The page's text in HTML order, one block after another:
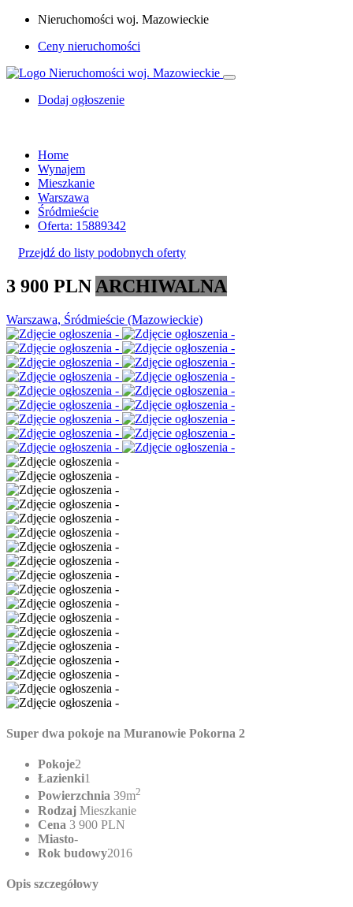
Nieruchomości woj. Mazowieckie
Ceny nieruchomości
Dodaj ogłoszenie
Home
Wynajem
Mieszkanie
Warszawa
Śródmieście
Oferta: 15889342
Przejdź do listy podobnych oferty
3 900 PLN ARCHIWALNA
Warszawa, Śródmieście (Mazowieckie)
Super dwa pokoje na Muranowie Pokorna 2
Pokoje2
Łazienki1
Powierzchnia 39m2
Rodzaj Mieszkanie
Cena 3 900 PLN
Miasto-
Rok budowy2016
Opis szczegółowy